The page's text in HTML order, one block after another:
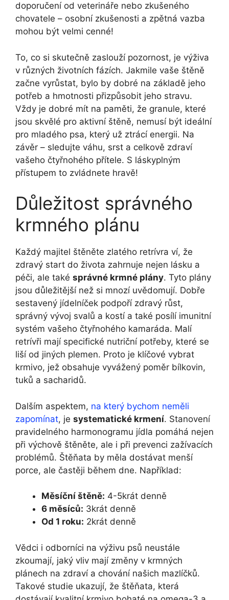
doporučení od veterináře nebo zkušeného
chovatele – osobní zkušenosti a zpětná vazba
mohou být velmi cenné!
To, co si skutečně zaslouží pozornost, je výživa
v různých životních fázích. Jakmile vaše štěně
začne vyrůstat, bylo by dobré na základě jeho
potřeb a hmotnosti přizpůsobit jeho stravu.
Vždy je dobré mít na paměti, že granule, které
jsou skvělé pro aktivní štěně, nemusí být ideální
pro mladého psa, který už ztrácí energii. Na
závěr – sledujte váhu, srst a celkově zdraví
vašeho čtyřnohého přítele. S láskyplným
přístupem to zvládnete hravě!
Důležitost správného
krmného plánu
Každý majitel štěněte zlatého retrívra ví, že
zdravý start do života zahrnuje nejen lásku a
péči, ale také správné krmné plány. Tyto plány
jsou důležitější než si mnozí uvědomují. Dobře
sestavený jídelníček podpoří zdravý růst,
správný vývoj svalů a kostí a také posílí imunitní
systém vašeho čtyřnohého kamaráda. Malí
retrívři mají specifické nutriční potřeby, které se
liší od jiných plemen. Proto je klíčové vybrat
krmivo, jež obsahuje vyvážený poměr bílkovin,
tuků a sacharidů.
Dalším aspektem, na který bychom neměli
zapomínat, je systematické krmení. Stanovení
pravidelného harmonogramu jídla pomáhá nejen
při výchově štěněte, ale i při prevenci zažívacích
problémů. Štěňata by měla dostávat menší
porce, ale častěji během dne. Například:
Měsíční štěně: 4-5krát denně
6 měsíců: 3krát denně
Od 1 roku: 2krát denně
Vědci i odborníci na výživu psů neustále
zkoumají, jaký vliv mají změny v krmných
plánech na zdraví a chování našich mazlíčků.
Takové studie ukazují, že štěňata, která